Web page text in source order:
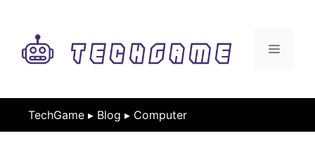
contenu
MENU
TechGame ▸ Blog ▸ Computer